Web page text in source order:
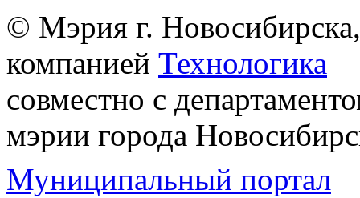
© Мэрия г.
компанией Технологика
совместно с
мэрии города
Муниципальный портал